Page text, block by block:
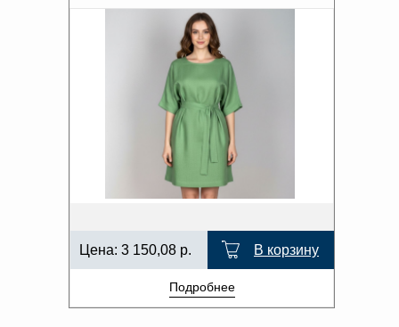
Цена: 3 150,08 р. В корзину
Подробнее